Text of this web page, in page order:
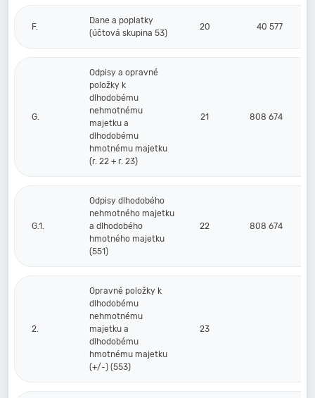
F.
Dane a poplatky
(účtová skupina 53)
20 40 577
G.
Odpisy a opravné
položky k
dlhodobému
nehmotnému
majetku a
dlhodobému
hmotnému majetku
(r. 22 + r. 23)
21 808 674
G.1.
Odpisy dlhodobého
nehmotného majetku
a dlhodobého
hmotného majetku
(551)
22 808 674
2.
Opravné položky k
dlhodobému
nehmotnému
majetku a
dlhodobému
hmotnému majetku
(+/-) (553)
23